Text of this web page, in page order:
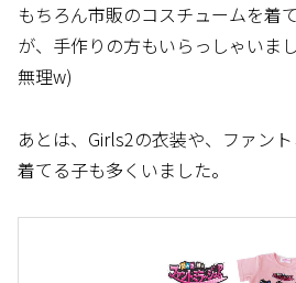
もちろん市販のコスチュームを着
が、手作りの方もいらっしゃいま
無理w)
あとは、Girls2の衣装や、ファン
着てる子も多くいました。